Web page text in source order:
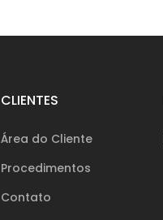
CLIENTES
Área do Cliente
Procedimentos
Contato